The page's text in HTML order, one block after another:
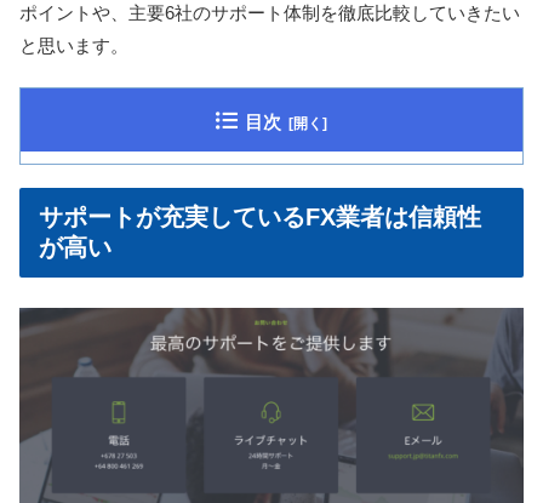
ポイントや、主要6社のサポート体制を徹底比較していきたい
と思います。
目次
サポートが充実しているFX業者は信頼性
が高い